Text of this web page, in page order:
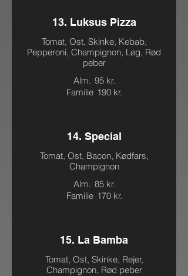
13. Luksus Pizza
Tomat, Ost, Skinke, Kebab,
Pepperoni, Champignon, Løg, Rød
peber
Alm. 95 kr.
Familie 190 kr.
14. Special
Tomat, Ost, Bacon, Kødfars,
Champignon
Alm. 85 kr.
Familie 170 kr.
15. La Bamba
Tomat, Ost, Skinke, Rejer,
Champignon, Rød peber